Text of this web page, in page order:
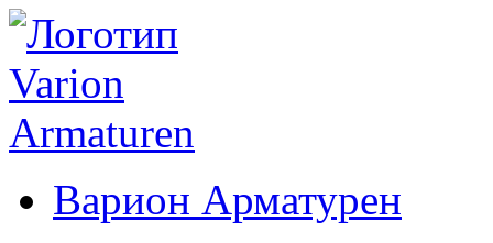
Варион Арматурен